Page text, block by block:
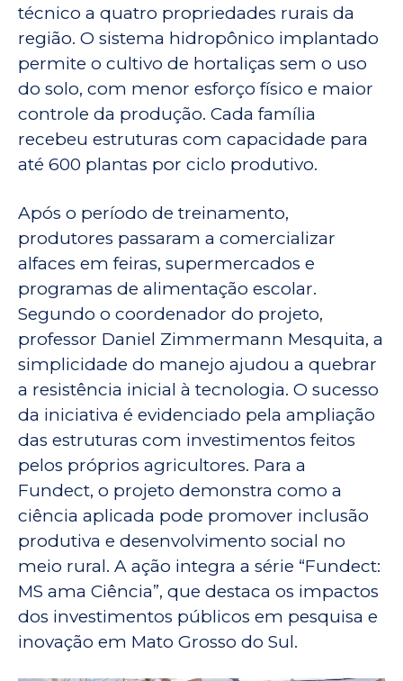
técnico a quatro propriedades rurais da
região. O sistema hidropônico implantado
permite o cultivo de hortaliças sem o uso
do solo, com menor esforço físico e maior
controle da produção. Cada família
recebeu estruturas com capacidade para
até 600 plantas por ciclo produtivo.
Após o período de treinamento,
produtores passaram a comercializar
alfaces em feiras, supermercados e
programas de alimentação escolar.
Segundo o coordenador do projeto,
professor Daniel Zimmermann Mesquita, a
simplicidade do manejo ajudou a quebrar
a resistência inicial à tecnologia. O sucesso
da iniciativa é evidenciado pela ampliação
das estruturas com investimentos feitos
pelos próprios agricultores. Para a
Fundect, o projeto demonstra como a
ciência aplicada pode promover inclusão
produtiva e desenvolvimento social no
meio rural. A ação integra a série “Fundect:
MS ama Ciência”, que destaca os impactos
dos investimentos públicos em pesquisa e
inovação em Mato Grosso do Sul.